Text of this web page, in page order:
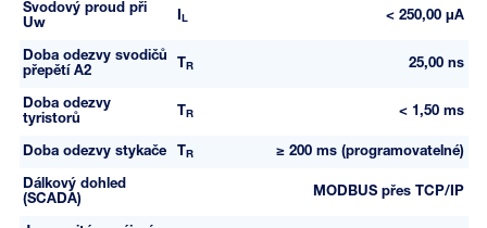
Svodový proud při
Uw
L < 250,00 μA
Doba odezvy svodičů
přepětí A2
T R 25,00 ns
Doba odezvy
tyristorů
T R < 1,50 ms
Doba odezvy stykače T R ≥ 200 ms (programovatelné)
Dálkový dohled
(SCADA)
MODBUS přes TCP/IP